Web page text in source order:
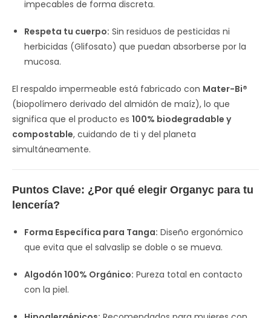
impecables de forma discreta.
Respeta tu cuerpo: Sin residuos de pesticidas ni
herbicidas (Glifosato) que puedan absorberse por la
mucosa.
El respaldo impermeable está fabricado con Mater-Bi®
(biopolímero derivado del almidón de maíz), lo que
significa que el producto es 100% biodegradable y
compostable, cuidando de ti y del planeta
simultáneamente.
Puntos Clave: ¿Por qué elegir Organyc para tu
lencería?
Forma Específica para Tanga: Diseño ergonómico
que evita que el salvaslip se doble o se mueva.
Algodón 100% Orgánico: Pureza total en contacto
con la piel.